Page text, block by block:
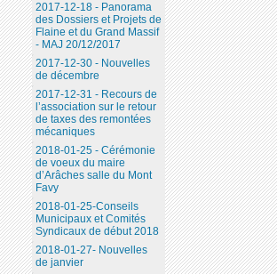
2017-12-18 - Panorama
des Dossiers et Projets de
Flaine et du Grand Massif
- MAJ 20/12/2017
2017-12-30 - Nouvelles
de décembre
2017-12-31 - Recours de
l’association sur le retour
de taxes des remontées
mécaniques
2018-01-25 - Cérémonie
de voeux du maire
d’Arâches salle du Mont
Favy
2018-01-25-Conseils
Municipaux et Comités
Syndicaux de début 2018
2018-01-27- Nouvelles
de janvier